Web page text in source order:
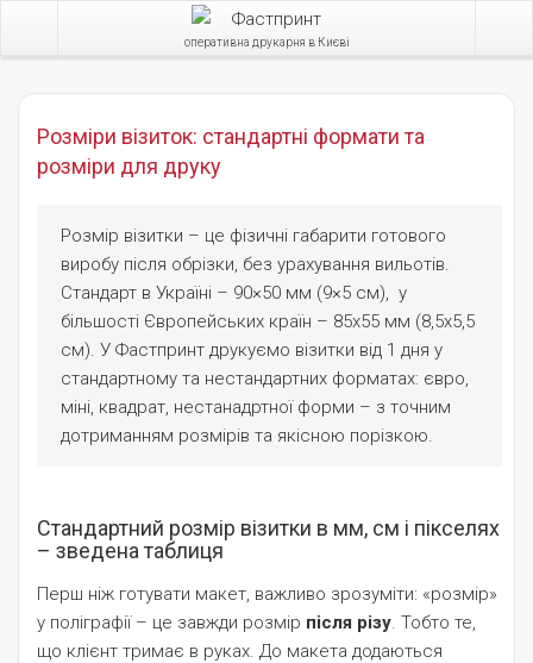
оперативна друкарня в Києві
Розміри візиток: стандартні формати та
розміри для друку
Розмір візитки – це фізичні габарити готового
виробу після обрізки, без урахування вильотів.
Стандарт в Україні – 90×50 мм (9×5 см), у
більшості Європейських країн – 85х55 мм (8,5х5,5
см). У Фастпринт друкуємо візитки від 1 дня у
стандартному та нестандартних форматах: євро,
міні, квадрат, нестанадртної форми – з точним
дотриманням розмірів та якісною порізкою.
Стандартний розмір візитки в мм, см і пікселях
– зведена таблиця
Перш ніж готувати макет, важливо зрозуміти: «розмір»
у поліграфії – це завжди розмір після різу. Тобто те,
що клієнт тримає в руках. До макета додаються